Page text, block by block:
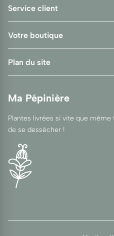
Service client
Votre boutique
Plan du site
Ma Pépinière
Plantes livrées si vite que même
de se dessécher !